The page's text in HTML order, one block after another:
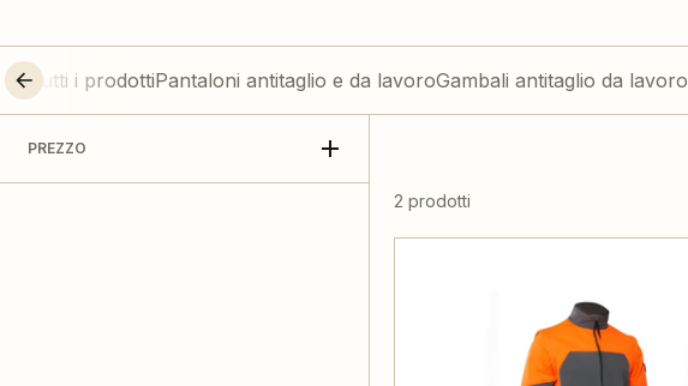
Tutti i prodottiPantaloni antitaglio e da lavoroGambali antitaglio da lavoro
PREZZO
2 prodotti